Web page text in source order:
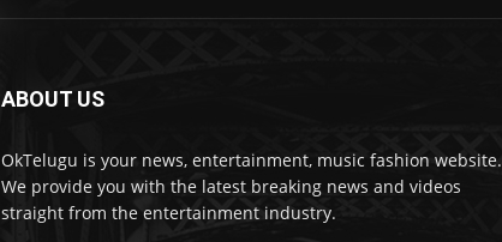
ABOUT US
OkTelugu is your news, entertainment, music fashion website.
We provide you with the latest breaking news and videos
straight from the entertainment industry.